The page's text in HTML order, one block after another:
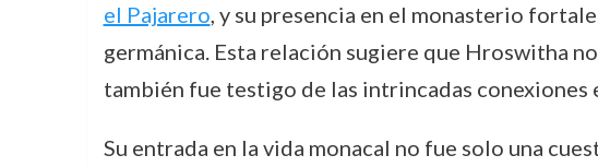
el Pajarero, y su presencia en el monasterio
germánica. Esta relación sugiere que Hroswitha
también fue testigo de las intrincadas conexiones
Su entrada en la vida monacal no fue solo una